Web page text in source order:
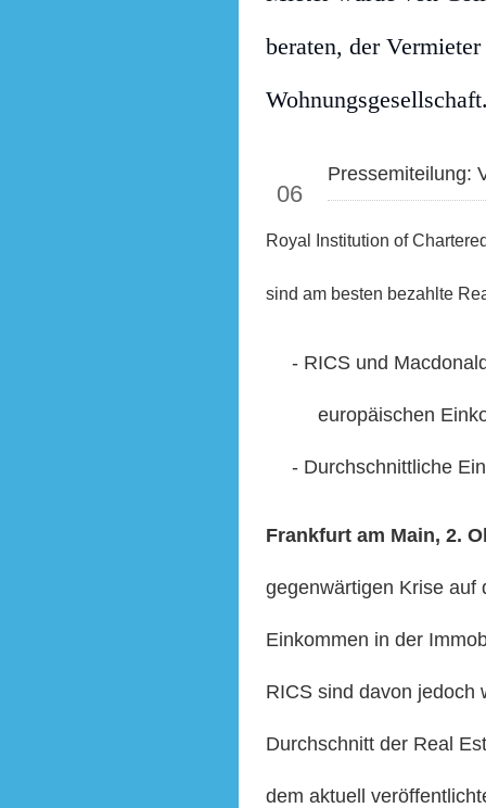
beraten, der
06
Pressemiteilung:
Royal Institution of
sind am besten bezahlte
- RICS und
europäischen
- Durchschnittliche
Frankfurt am Main, 2.
gegenwärtigen Krise auf
Einkommen in der
RICS sind davon jedoch
Durchschnitt der Real
dem aktuell